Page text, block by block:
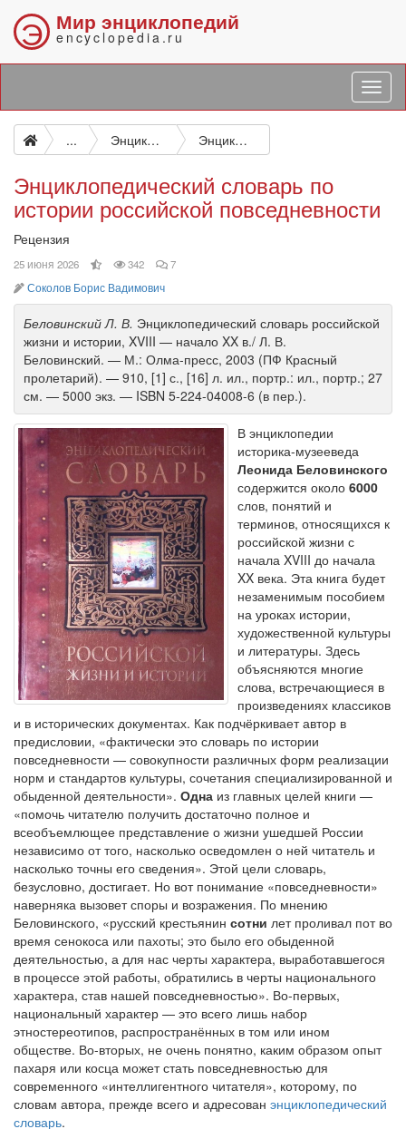
Э Мир энциклопедий
encyclopedia.ru
... Энциклопедический словарь российской жизни и истории, XVIII — начало XX в. Энциклопедический словарь по истории российской повседневности
Энциклопедический словарь по
истории российской повседневности
Рецензия
25 июня 2026
выборпросмотров
342 комментариев
7
автор
Соколов Борис Вадимович
Беловинский Л. В. Энциклопедический словарь российской
жизни и истории, XVIII — начало XX в./ Л. В.
Беловинский. — М.: Олма-пресс, 2003 (ПФ Красный
пролетарий). — 910, [1] с., [16] л. ил., портр.: ил., портр.; 27
см. — 5000 экз. — ISBN 5-224-04008-6 (в пер.).
В энциклопедии
историка-музееведа
Леонида Беловинского
содержится около 6000
слов, понятий и
терминов, относящихся к
российской жизни с
начала XVIII до начала
XX века. Эта книга будет
незаменимым пособием
на уроках истории,
художественной культуры
и литературы. Здесь
объясняются многие
слова, встречающиеся в
произведениях классиков
и в исторических документах. Как подчёркивает автор в
предисловии, «фактически это словарь по истории
повседневности — совокупности различных форм реализации
норм и стандартов культуры, сочетания специализированной и
обыденной деятельности». Одна из главных целей книги —
«помочь читателю получить достаточно полное и
всеобъемлющее представление о жизни ушедшей России
независимо от того, насколько осведомлен о ней читатель и
насколько точны его сведения». Этой цели словарь,
безусловно, достигает. Но вот понимание «повседневности»
наверняка вызовет споры и возражения. По мнению
Беловинского, «русский крестьянин сотни лет проливал пот во
время сенокоса или пахоты; это было его обыденной
деятельностью, а для нас черты характера, выработавшегося
в процессе этой работы, обратились в черты национального
характера, став нашей повседневностью». Во-первых,
национальный характер — это всего лишь набор
этностереотипов, распространённых в том или ином
обществе. Во-вторых, не очень понятно, каким образом опыт
пахаря или косца может стать повседневностью для
современного «интеллигентного читателя», которому, по
словам автора, прежде всего и адресован энциклопедический
словарь.